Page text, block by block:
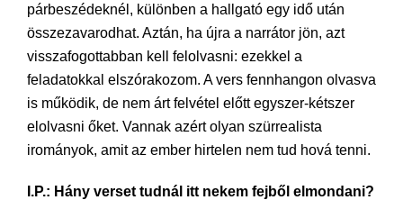
párbeszédeknél, különben a hallgató egy idő után
összezavarodhat. Aztán, ha újra a narrátor jön, azt
visszafogottabban kell felolvasni: ezekkel a
feladatokkal elszórakozom. A vers fennhangon olvasva
is működik, de nem árt felvétel előtt egyszer-kétszer
elolvasni őket. Vannak azért olyan szürrealista
irományok, amit az ember hirtelen nem tud hová tenni.
I.P.: Hány verset tudnál itt nekem fejből elmondani?